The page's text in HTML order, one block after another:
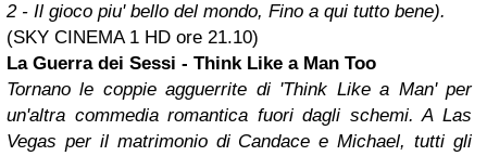
2 - Il gioco piu' bello del mondo, Fino a qui tutto bene).
(SKY CINEMA 1 HD ore 21.10)
La Guerra dei Sessi - Think Like a Man Too
Tornano le coppie agguerrite di 'Think Like a Man' per
un'altra commedia romantica fuori dagli schemi. A Las
Vegas per il matrimonio di Candace e Michael, tutti gli